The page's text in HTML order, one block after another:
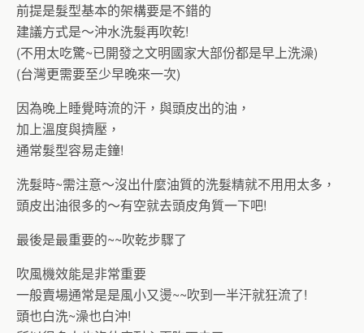
前提是髮型基本的架構要是不錯的
建議方式是～沖水洗髮再吹乾!
(不用太吃驚~已開發之文明國家大部份都是早上洗澡)
(台灣更需要至少早晚來一次)
因為晚上睡覺時流的汗，與頭皮出的油，
加上溫度與擠壓，
通常髮型容易走鐘!
洗髮時~需注意～沒出什麼油質的洗髮精就不用用太多，
頭皮出油很多的～有空就去頭皮角質一下吧!
最後是最重要的~~吹乾步驟了
吹風機效能是非常重要
一般賣場通常是是風小又燙~~吹到一半汗就狂流了!
頭也白洗~澡也白沖!